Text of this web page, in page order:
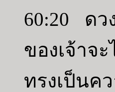
60:20 ดว
ของเจ้าจ
ทรงเป็นค